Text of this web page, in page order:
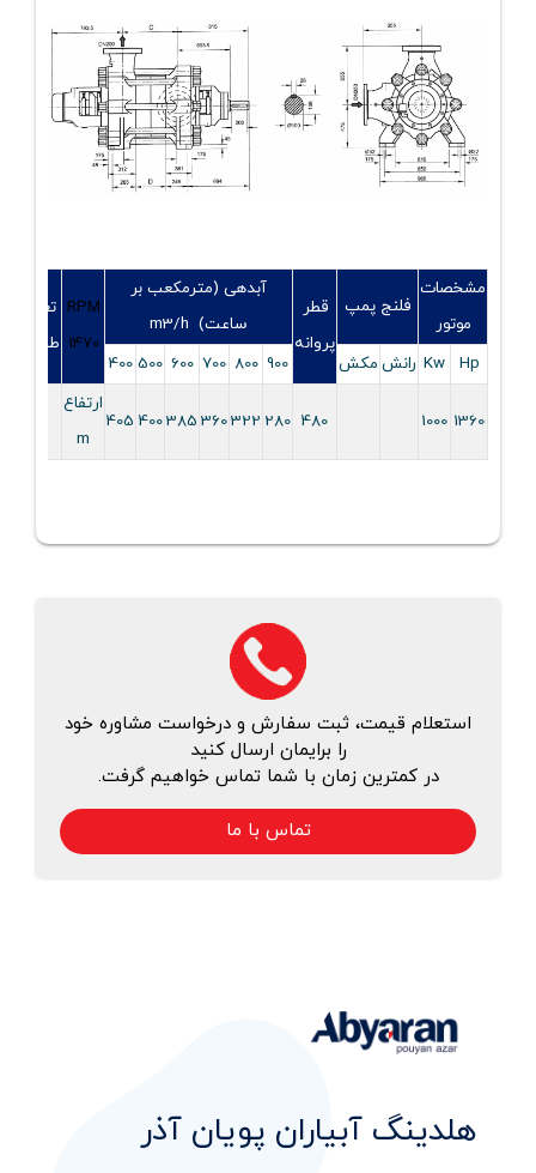
مشخصات
موتور
فلنج پمپ
قطر
پروانه
آبدهی (مترمکعب بر
ساعت) m3/h
RPM
1470
تعداد
طبقات
Hp
Kw رانش مکش 900
800
700
600
500
400
1360
1000
480
280
322
360
385
400
405
ارتفاع
m
استعلام قیمت، ثبت سفارش و درخواست مشاوره خود
را برایمان ارسال کنید
در کمترین زمان با شما تماس خواهیم گرفت.
تماس با ما
هلدینگ آبیاران پویان آذر